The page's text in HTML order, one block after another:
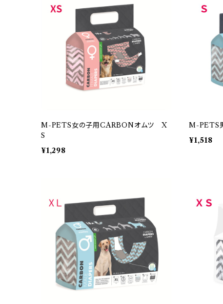
M-PETS女の子用CARBONオムツ X
S
¥1,298
M-PETS
¥1,518